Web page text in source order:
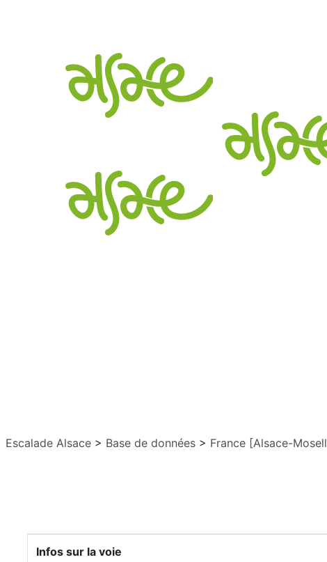
Escalade Alsace > Base de données > France [Alsace-
Infos sur la voie